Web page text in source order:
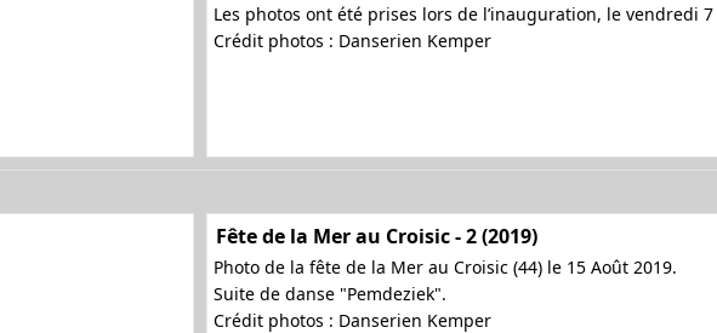
Les photos ont été prises lors de l’inauguration, le vendredi
Crédit photos : Danserien Kemper
Fête de la Mer au Croisic - 2 (2019)
Photo de la fête de la Mer au Croisic (44) le 15 Août 2019.
Suite de danse "Pemdeziek".
Crédit photos : Danserien Kemper